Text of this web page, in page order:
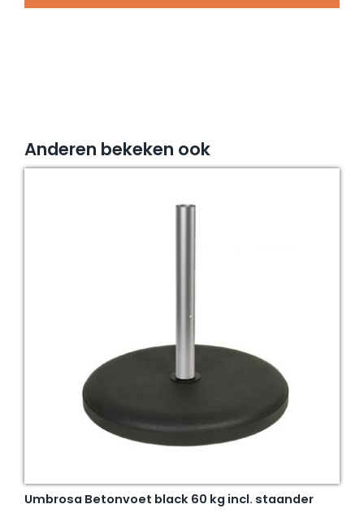
Anderen bekeken ook
Umbrosa Betonvoet black 60 kg incl. staander